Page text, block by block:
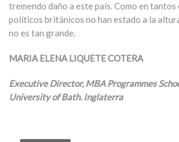
tremendo daño a este país. Como en
políticos británicos no han estado a la
no es tan grande.
MARIA ELENA LIQUETE COTERA
Executive Director, MBA Programmes
University of Bath. Inglaterra